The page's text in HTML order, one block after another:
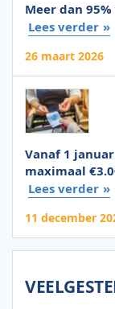
Meer dan
Lees verder
26 maart 2026
Vanaf 1
maximaal
Lees verder
11 december